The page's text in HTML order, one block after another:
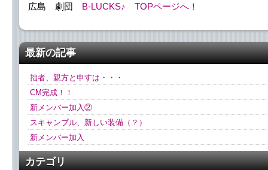
広島 劇団 B-LUCKS♪ TOPページへ！
最新の記事
拙者、親方と申すは・・・
CM完成！！
新メンバー加入②
スキャンブル、新しい装備（？）
新メンバー加入
カテゴリ